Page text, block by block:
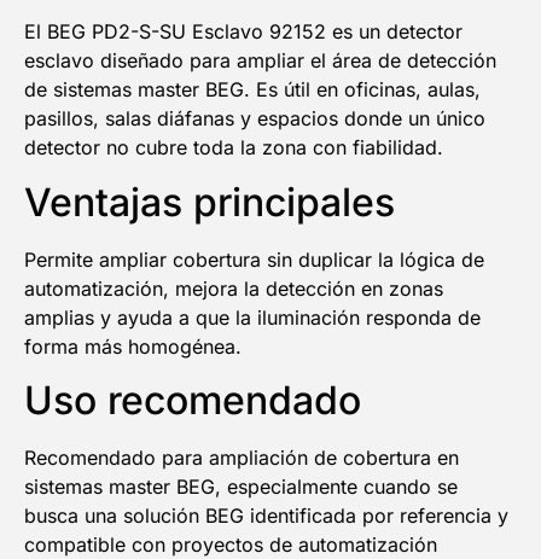
El BEG PD2-S-SU Esclavo 92152 es un detector
esclavo diseñado para ampliar el área de detección
de sistemas master BEG. Es útil en oficinas, aulas,
pasillos, salas diáfanas y espacios donde un único
detector no cubre toda la zona con fiabilidad.
Ventajas principales
Permite ampliar cobertura sin duplicar la lógica de
automatización, mejora la detección en zonas
amplias y ayuda a que la iluminación responda de
forma más homogénea.
Uso recomendado
Recomendado para ampliación de cobertura en
sistemas master BEG, especialmente cuando se
busca una solución BEG identificada por referencia y
compatible con proyectos de automatización